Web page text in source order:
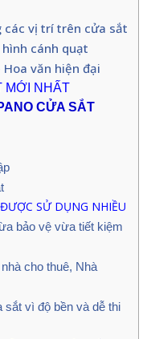
các vị trí trên cửa sắt
cánh quạt
văn hiện đại
MỚI NHẤT
CỬA SẮT
SỬ DỤNG NHIỀU
bảo vệ vừa tiết kiệm
cho thuê, Nhà
sắt vì độ bền và dễ thi